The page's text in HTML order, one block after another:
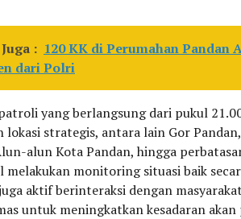
: 120 KK di Perumahan Pandan
dari Polri
yang berlangsung dari pukul
lokasi strategis, antara lain Gor
alun Kota Pandan, hingga
melakukan monitoring situasi baik
aktif berinteraksi dengan
untuk meningkatkan kesadaran